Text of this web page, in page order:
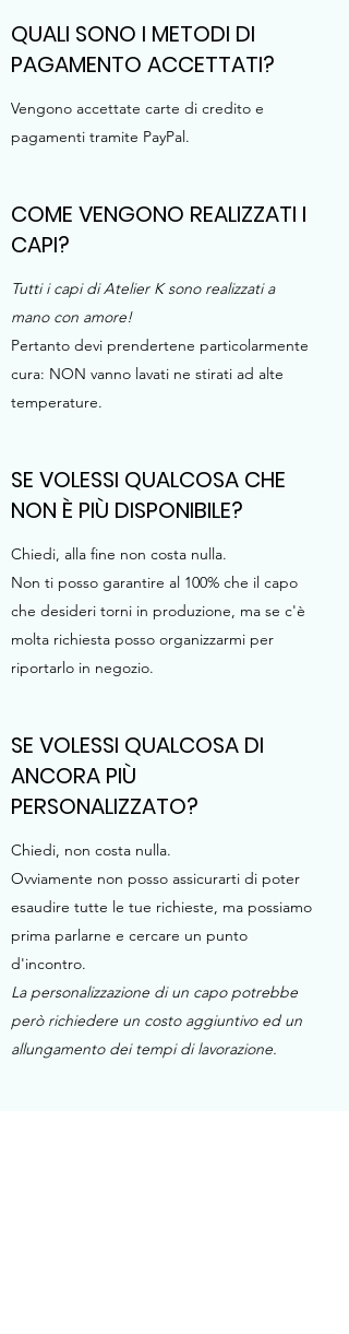
QUALI SONO I METODI DI
PAGAMENTO ACCETTATI?
Vengono accettate carte di credito e
pagamenti tramite PayPal.
COME VENGONO REALIZZATI I
CAPI?
Tutti i capi di Atelier K sono realizzati a
mano con amore!
Pertanto devi prendertene particolarmente
cura: NON vanno lavati ne stirati ad alte
temperature.
SE VOLESSI QUALCOSA CHE
NON È PIÙ DISPONIBILE?
Chiedi, alla fine non costa nulla.
Non ti posso garantire al 100% che il capo
che desideri torni in produzione, ma se c'è
molta richiesta posso organizzarmi per
riportarlo in negozio.
SE VOLESSI QUALCOSA DI
ANCORA PIÙ
PERSONALIZZATO?
Chiedi, non costa nulla.
Ovviamente non posso assicurarti di poter
esaudire tutte le tue richieste, ma possiamo
prima parlarne e cercare un punto
d'incontro.
La personalizzazione di un capo potrebbe
però richiedere un costo aggiuntivo ed un
allungamento dei tempi di lavorazione.